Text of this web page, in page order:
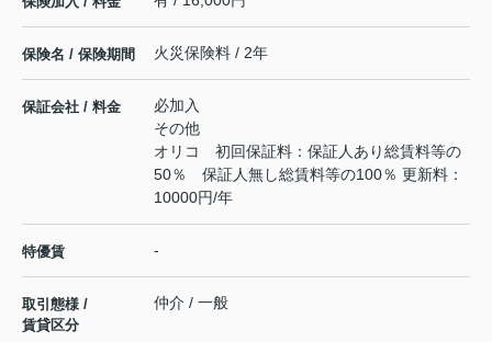
保険名 / 保険期間 火災保険料 / 2年
保証会社 / 料金
必加入
その他
オリコ 初回保証料：保証人あり総賃料等の
50％ 保証人無し総賃料等の100％ 更新料：
10000円/年
特優賃 -
取引態様 /
賃貸区分
仲介 / 一般